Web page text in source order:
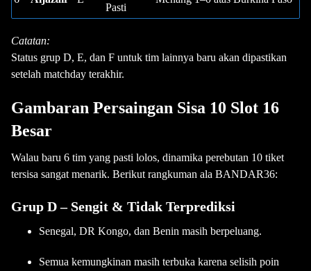
Pasti
Catatan:
Status grup D, E, dan F untuk tim lainnya baru akan dipastikan
setelah matchday terakhir.
Gambaran Persaingan Sisa 10 Slot 16
Besar
Walau baru 6 tim yang pasti lolos, dinamika perebutan 10 tiket
tersisa sangat menarik. Berikut rangkuman ala BANDAR36:
Grup D – Sengit & Tidak Terprediksi
Senegal, DR Kongo, dan Benin masih berpeluang.
Semua kemungkinan masih terbuka karena selisih poin